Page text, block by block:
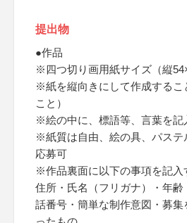
提出物
●作品
※四つ切り画用紙サイズ（縦
※紙を縦向きにして作成するこ
こと）
※絵の中に、標語等、言葉を記
※紙質は自由、絵の具、パステ
応募可
※作品裏面に以下の事項を記入
住所・氏名（フリガナ）・年
話番号・簡単な制作意図・募